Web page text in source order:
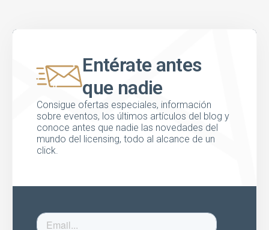
Entérate antes
que nadie
Consigue ofertas especiales, información
sobre eventos, los últimos artículos del blog y
conoce antes que nadie las novedades del
mundo del licensing, todo al alcance de un
click.